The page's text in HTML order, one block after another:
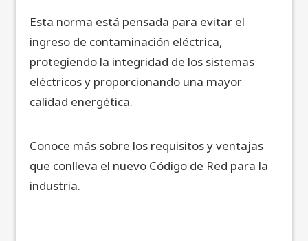
Esta norma está pensada para evitar el
ingreso de contaminación eléctrica,
protegiendo la integridad de los sistemas
eléctricos y proporcionando una mayor
calidad energética.
Conoce más sobre los requisitos y ventajas
que conlleva el nuevo Código de Red para la
industria.